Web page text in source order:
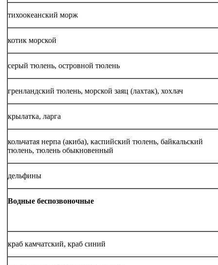
тихоокеанский морж
котик морской
серый тюлень, островной тюлень
гренландский тюлень, морской заяц (лахтак), хохлач
крылатка, ларга
кольчатая нерпа (акиба), каспийский тюлень, байкальский
тюлень, тюлень обыкновенный
дельфины
Водные беспозвоночные
краб камчатский, краб синий